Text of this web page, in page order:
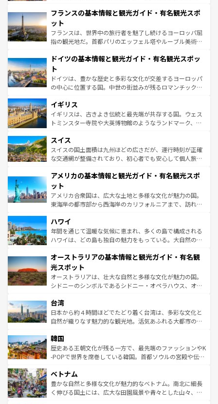
ませてくれるイタリアで、忘れられない旅をしてみよう！
なお、新着のイタリア情報は
しい。
文化が根付くこの国では、情熱的なフラメンコ、熱気あふ
れる闘牛、そして美味しいタパスが生活の一部となってい
る。首都マドリードの洗練された雰囲気や、バルセロナの
アートに溢れた街角から、地方では古代ローマ遺跡や中世
せる。地方によって風土や気候が異なるスペインはその個
ンテンツ一覧 を参照してほしい。
フランスの基本情報と観光ガイド・有名観光スポ
ット
フランスは、世界中の旅行者を魅了し続けるヨーロッパ屈
指の観光地だ。首都パリのエッフェル塔やルーブル美術館
で、幅広い魅力が詰まっている。華麗な宮殿、歴史的な大
聖堂、美しいビーチ、そして豊かな自然が、訪れる者を心
から魅了する。また、フランスは美食の国としても知ら
れ、フランス料理はユネスコ無形文化遺産にも登録されて
香り高いラベンダー畑など、多彩な楽しみ方が可能だ。さ
らに、パリ以外の地域にも魅力が溢れており、どの街角に
も豊かな歴史と文化が息づいている。パリ以外の個性あふ
を参照してほしい。
ドイツの基本情報と観光ガイド・有名観光スポッ
ト
ドイツは、豊かな歴史と多彩な文化が交差するヨーロッパ
の中心に位置する国。中世の街並みが残るロマンチック街
顔を持つこの国は、どこを歩いても飽きることがない。ベ
ルリンの文化的活気、バイエルン州のアルプスの絶景、そ
してライン川沿いのワイン畑といった風景は必見。ビール
は、お酒好きな人にはぜひ体験してほしい。 なお、新着の
ドイツ情報はコンテンツ一覧を参照してほしい。
イギリス
イギリスは、古きよき伝統と最先端が共存する国。ウェス
トミンスター寺院や大英博物館のようなランドマーク、歴
リアごとに異なる魅力がある。また、優雅なアフタヌーン
ティー、ビール好きにはたまらない英国パブ、サッカー観
戦など、本場だからこそできる体験も豊富。イギリスを旅
ンツ一覧を参照してほしい。
スイス
スイスの国土面積は九州ほどの広さだが、運行時刻が正確
な交通網が整備されており、初心者でも安心して個人旅行
の建物がそのまま残る町や、スイスならではのユニークな
博物館もあり、アルプス観光だけでなく町歩きも満喫する
ことができる。国民の所得が高いため物価も高いが、旅行
者向けの交通パス提供のサービスもあり、うまく活用すれ
着のスイス情報は
アメリカの基本情報と観光ガイド・有名観光スポ
ット
アメリカ合衆国は、広大な土地と多様な文化が魅力の国。
東海岸の都市部から西海岸のカリフォルニアまで、訪れる
のような巨大都市は、観光、ショッピング、エンターテイ
ンメントが詰まった刺激的なスポットだ。一方、アメリカ
西部には大自然が広がり、グランドキャニオンやイエロー
部のニューオーリンズでは、音楽と美食が融合した独特の
文化が魅力。旅行者はアメリカの各地域で異なる魅力を楽
しみながら、その多様性と豊かな歴史を感じることができ
るだろう。車でのロードトリップや列車の旅も、アメリカ
情報は
ハワイ
年間を通じて温暖な気候に恵まれ、多くの島で構成される
ハワイは、どの島も独自の魅力をもっている。大自然の神
ワイ島は見逃せない。また、定番の観光地といえばオアフ
島だが、静かな自然を求めるならマウイ島やカウアイ島が
おすすめ。エメラルドグリーンに輝く海をはじめ、豊かな
文化や歴史が息づいている。「アロハスピリット」と呼ば
人々、おいしいローカルフードやハワイアンミュージッ
ク、伝統的なフラダンスなど、すべてがハワイの魅力を彩
っている。訪れるたびに新しい発見と感動が待っているハ
はコンテンツ一覧
オーストラリアの基本情報と観光ガイド・有名観
光スポット
オーストラリアは、壮大な自然と多様な文化が魅力の国。
シドニーのシンボルであるシドニー・オペラハウス、オー
リアリーフや大陸中央部にそびえるウルル（エアーズロッ
ク）、タスマニアの美しい原生林やケアンズの熱帯雨林な
ど、見どころがたくさん。また、カフェやワイン、オージ
いる。アクティビティも充実しており、サーフィンやダイ
ビング、ハイキングなど、アウトドア好きにはたまらな
い。オーストラリアの多彩な魅力を存分に味わいつくそ
参照してほしい。
台湾
日本から約４時間ほどでたどり着く台湾は、多彩な文化と
自然が織りなす魅力的な観光地。活気あふれる大都市の台
ン）、静ひつな山岳地帯である台湾東部など、都市の喧騒
と山間の静けさが共存しており、訪れる人に新しい発見と
驚きをもたらしてくれる。また、奥深い台湾の食文化も魅
容にもいいと評判のスイーツなど、バラエティ豊かな料理
が味わえる。 なお、新着の台湾情報は コンテンツ一覧を参
照してほしい。
韓国
歴史ある王朝文化が残る一方で、最先端のファッションやK
-POPで世界を席巻している韓国。首都ソウルの宮殿や伝統
き、地方に足を延ばせば四季折々の自然美を楽しむことが
できる。そして、キムチや焼肉、絶品のストリートフード
まで、さまざまな韓国料理が待っている。夜には、韓国な
ベトナム
豊かな自然と多様な文化が魅力的なベトナム。南北に細長
く伸びる国土には、広大な田園風景や青々とした山々、世